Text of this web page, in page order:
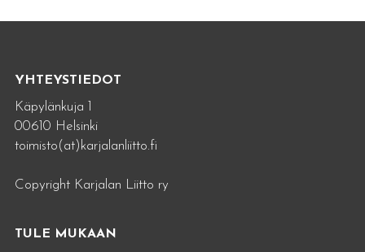
YHTEYSTIEDOT
Käpylänkuja 1
00610 Helsinki
toimisto(at)karjalanliitto.fi
Copyright Karjalan Liitto ry
TULE MUKAAN